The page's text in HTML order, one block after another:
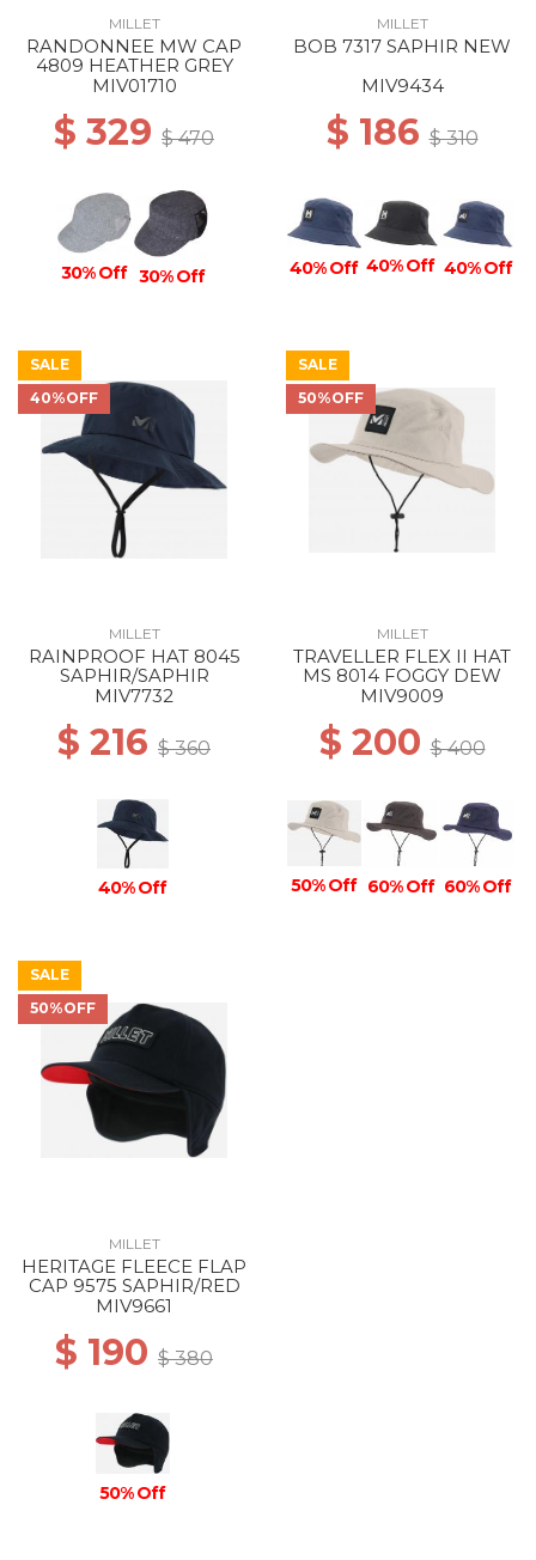
MILLET
RANDONNEE MW CAP
4809 HEATHER GREY
MIV01710
$ 329 $ 470
30% Off 30% Off
MILLET
BOB 7317 SAPHIR NEW
MIV9434
$ 186$ 310
40% Off 40% Off 40% Off
SALE
40%OFF
MILLET
RAINPROOF HAT 8045
SAPHIR/SAPHIR
MIV7732
$ 216 $ 360
40% Off
SALE
50%OFF
MILLET
TRAVELLER FLEX II HAT
MS 8014 FOGGY DEW
MIV9009
$ 200$ 400
50% Off 60% Off 60% Off
SALE
50%OFF
MILLET
HERITAGE FLEECE FLAP
CAP 9575 SAPHIR/RED
MIV9661
$ 190 $ 380
50% Off